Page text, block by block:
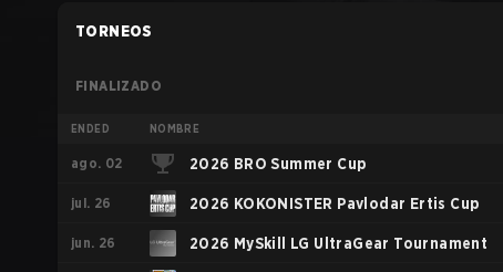
TORNEOS
FINALIZADO
ENDED NOMBRE
ago. 02 2026 BRO Summer Cup
jul. 26 2026 KOKONISTER Pavlodar Ertis Cup
jun. 26 2026 MySkill LG UltraGear Tournament